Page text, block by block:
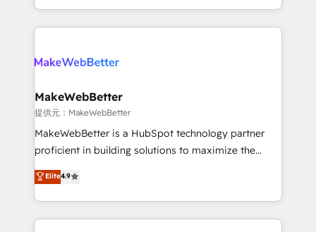
technical agency for a growth problem. Hire a
transform brand experiences As one of the few full-
service creative agencies in the HubSpot
winning design to build scalable, globally
marketing campaigns, & RevOps frameworks that
fuel long-term success We connect the entire
customer lifecycle through seamless integrations,
ensure long-term adoption with change-
and service to drive sustainable growth With 6 key
HubSpot accreditations and experience across
MakeWebBetter
提供元：MakeWebBetter
MakeWebBetter is a HubSpot technology partner
proficient in building solutions to maximize the
operational efficiency of HubSpot. The fastest-
growing tech-enabler & facilitator, MakeWebBetter,
hands you the blend of HubSpot expertise &
eminent solutions & integrations. Trust us to
Elite4.9